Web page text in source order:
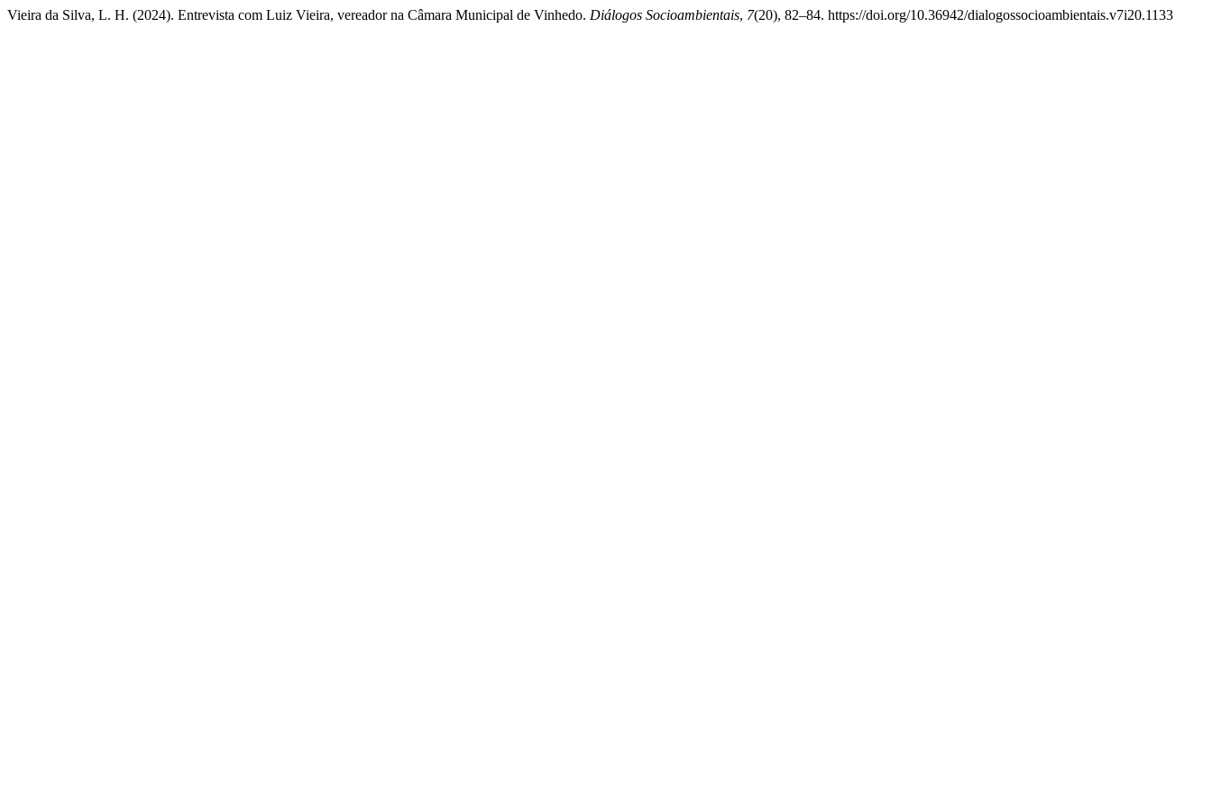
Vieira da Silva, L. H. (2024). Entrevista com Luiz Vieira, vereador na Câmara Municipal de Vinhedo. Diálogos Socioambientais, 7(20), 82–84. https://doi.org/10.36942/dialogossocioambientais.v7i20.1133